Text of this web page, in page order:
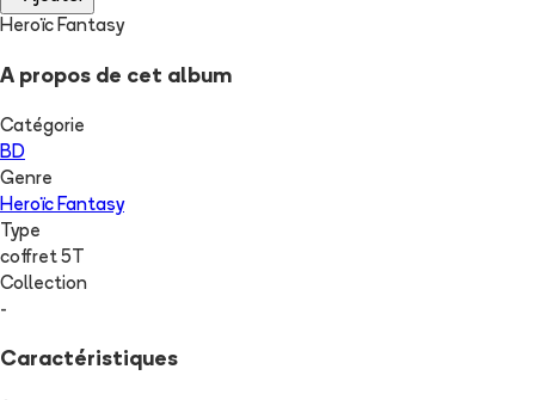
Heroïc Fantasy
A propos de cet album
Catégorie
BD
Genre
Heroïc Fantasy
Type
coffret 5T
Collection
-
Caractéristiques